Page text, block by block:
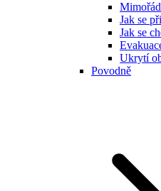
Jak se
Jak se
Ukrytí
Povodně